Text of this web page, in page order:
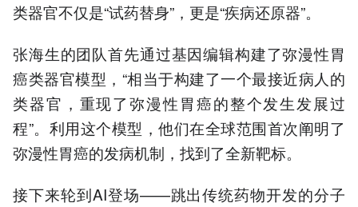
类器官不仅是“试药替身”，更是“疾病还原器”。
张海生的团队首先通过基因编辑构建了弥漫性胃
癌类器官模型，“相当于构建了一个最接近病人的
类器官，重现了弥漫性胃癌的整个发生发展过
程”。利用这个模型，他们在全球范围首次阐明了
弥漫性胃癌的发病机制，找到了全新靶标。
接下来轮到AI登场——跳出传统药物开发的分子